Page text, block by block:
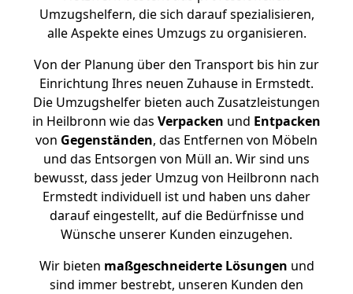
Umzugshelfern, die sich darauf spezialisieren,
alle Aspekte eines Umzugs zu organisieren.
Von der Planung über den Transport bis hin zur
Einrichtung Ihres neuen Zuhause in Ermstedt.
Die Umzugshelfer bieten auch Zusatzleistungen
in Heilbronn wie das Verpacken und Entpacken
von Gegenständen, das Entfernen von Möbeln
und das Entsorgen von Müll an. Wir sind uns
bewusst, dass jeder Umzug von Heilbronn nach
Ermstedt individuell ist und haben uns daher
darauf eingestellt, auf die Bedürfnisse und
Wünsche unserer Kunden einzugehen.
Wir bieten maßgeschneiderte Lösungen und
sind immer bestrebt, unseren Kunden den